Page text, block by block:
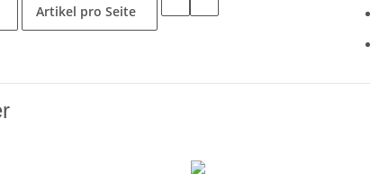
Artikel pro Seite